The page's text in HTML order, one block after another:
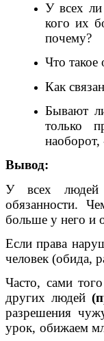
У всех
кого их
почему?
Что такое
Как
Бывают
только
наоборот,
Вывод:
У всех
обязанности.
больше у него и
Если права
человек (обида,
Часто, сами
других людей
разрешения
урок, обижаем